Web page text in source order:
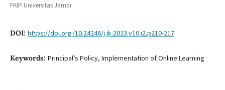
FKIP Universitas Jambi
DOI: https://doi.org/10.24246/j.jk.2023.v10.i2.p210-217
Keywords: Principal’s Policy, Implementation of Online Learning